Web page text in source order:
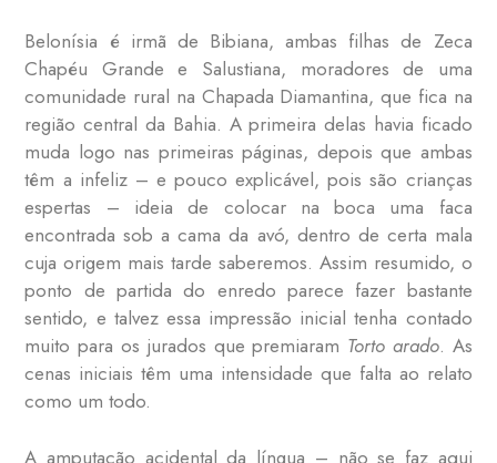
Belonísia é irmã de Bibiana, ambas filhas de Zeca
Chapéu Grande e Salustiana, moradores de uma
comunidade rural na Chapada Diamantina, que fica na
região central da Bahia. A primeira delas havia ficado
muda logo nas primeiras páginas, depois que ambas
têm a infeliz – e pouco explicável, pois são crianças
espertas – ideia de colocar na boca uma faca
encontrada sob a cama da avó, dentro de certa mala
cuja origem mais tarde saberemos. Assim resumido, o
ponto de partida do enredo parece fazer bastante
sentido, e talvez essa impressão inicial tenha contado
muito para os jurados que premiaram Torto arado. As
cenas iniciais têm uma intensidade que falta ao relato
como um todo.
A amputação acidental da língua – não se faz aqui